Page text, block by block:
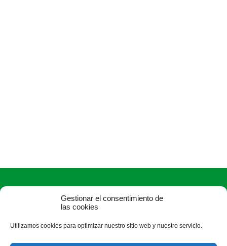
Gestionar el consentimiento de
las cookies
Utilizamos cookies para optimizar nuestro sitio web y nuestro servicio.
ASAJA Burgos - Jóvenes Agricultores